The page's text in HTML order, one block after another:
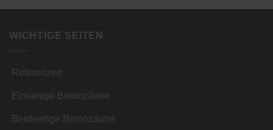
WICHTIGE SEITEN
Referenzen
Einseitige Betonzäune
Beidseitige Betonzäune